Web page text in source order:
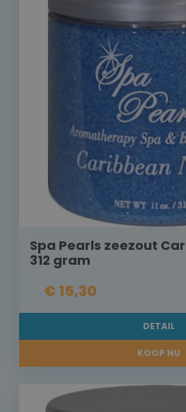
Spa Pearls zeezout
312 gram
€ 15,30
DETAIL
KOOP NU